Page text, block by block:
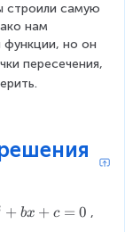
строили самую
нам
функции, но он
пересечения,
+ bx + c = 0 ,